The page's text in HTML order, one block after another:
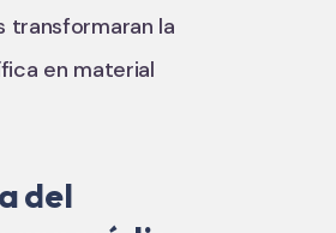
transformaran la
en material
del